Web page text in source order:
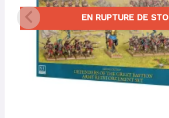
EN RUPTURE DE